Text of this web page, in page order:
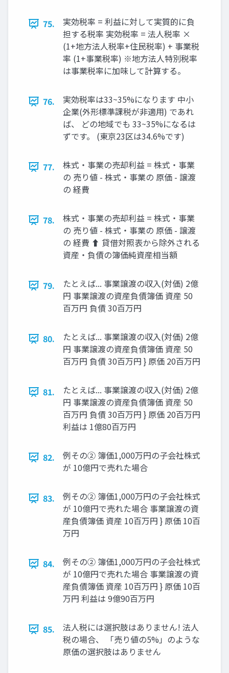
75.
実効税率 = 利益に対して実質的に負
担する税率 実効税率 = 法人税率 ×
(1+地方法人税率+住民税率) + 事業税
率 (1+事業税率) ※地方法人特別税率
は事業税率に加味して計算する。
76.
実効税率は33~35%になります 中小
企業(外形標準課税が非適用) であれ
ば、 どの地域でも 33~35%になるは
ずです。 (東京23区は34.6%です)
77.
株式・事業の売却利益 = 株式・事業
の 売り値 - 株式・事業の 原価 - 譲渡
の 経費
78.
株式・事業の売却利益 = 株式・事業
の 売り値 - 株式・事業の 原価 - 譲渡
の 経費 ⬆ 貸借対照表から除外される
資産・負債の簿価純資産相当額
79.
たとえば... 事業譲渡の収入(対価) 2億
円 事業譲渡の資産負債簿価 資産 50
百万円 負債 30百万円
80.
たとえば... 事業譲渡の収入(対価) 2億
円 事業譲渡の資産負債簿価 資産 50
百万円 負債 30百万円 } 原価 20百万円
81.
たとえば... 事業譲渡の収入(対価) 2億
円 事業譲渡の資産負債簿価 資産 50
百万円 負債 30百万円 } 原価 20百万円
利益は 1億80百万円
82.
例その② 簿価1,000万円の子会社株式
が 10億円で売れた場合
83.
例その② 簿価1,000万円の子会社株式
が 10億円で売れた場合 事業譲渡の資
産負債簿価 資産 10百万円 } 原価 10百
万円
84.
例その② 簿価1,000万円の子会社株式
が 10億円で売れた場合 事業譲渡の資
産負債簿価 資産 10百万円 } 原価 10百
万円 利益は 9億90百万円
85.
法人税には選択肢はありません! 法人
税の場合、 「売り値の5%」のような
原価の選択肢はありません